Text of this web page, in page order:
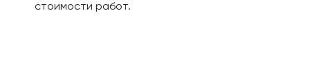
стоимости работ.